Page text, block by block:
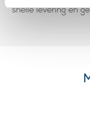
snelle levering en